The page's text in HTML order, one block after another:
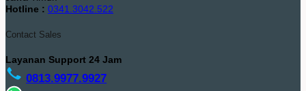
Hotline : 0341.3042.522
Contact Sales
Layanan Support 24 Jam
0813.9977.9927